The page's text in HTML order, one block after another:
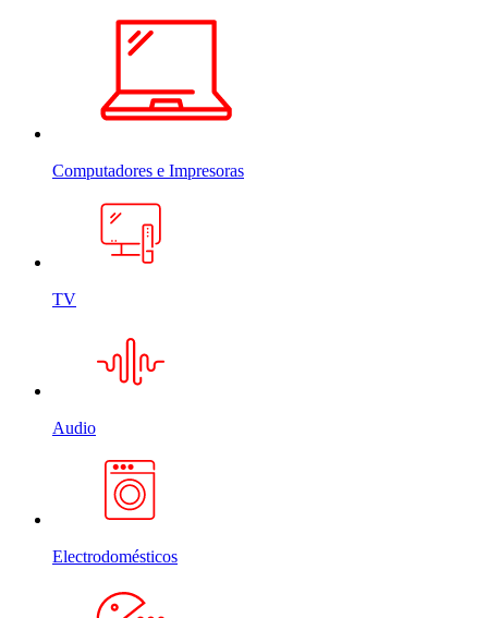
Computadores e Impresoras
TV
Audio
Electrodomésticos